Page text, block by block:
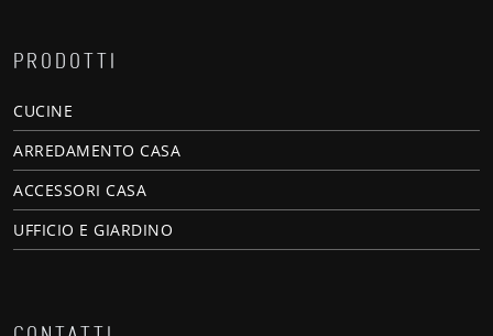
PRODOTTI
CUCINE
ARREDAMENTO CASA
ACCESSORI CASA
UFFICIO E GIARDINO